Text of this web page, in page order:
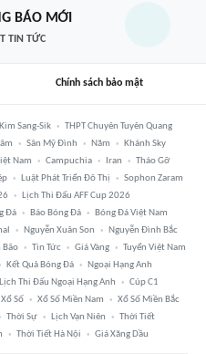
BÁO MỚI
TIN TỨC
Chính sách bảo mật
Kim Sang-Sik
THPT Chuyên Tuyên Quang
Sân Mỹ Đình Năm
Khánh Sky
Nam Campuchia Iran
Tháo Gỡ
Luật Phát Triển Đô Thị
Sophon Zaram
Lịch Thi Đấu AFF Cup 2026
Đá Báo Bóng Đá
Bóng Đá Việt Nam
Nguyễn Xuân Son
Nguyễn Đình Bắc
Bão Tin Tức Giá Vàng
Tuyển Việt Nam
Kết Quả Bóng Đá
Ngoại Hạng Anh
Lịch Thi Đấu Ngoại Hạng Anh
Cúp C1
Số Xổ Số Miền Nam
Xổ Số Miền Bắc
Thời Sự Lịch Vạn Niên
Thời Tiết
Thời Tiết Hà Nội Giá Xăng Dầu